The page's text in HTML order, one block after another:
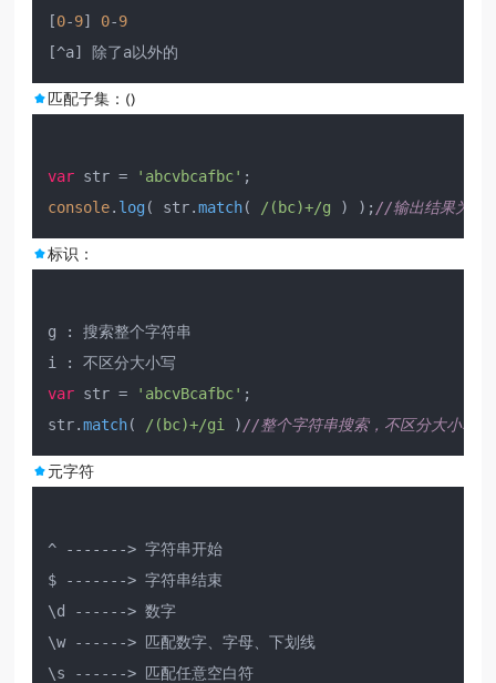
[0-9] 0-9
匹配子集：()
var str = 'abcvbcafbc'
console. log ( str.match( /(bc)+/g ) ); //输出结果为
标识：
g : 搜索整个字符串
var str = 'abcvBcafbc' ;
str.match( /(bc)+/gi )//整个字符串搜索，不区分大小写
元字符
^ -------> 字符串开始
$ -------> 字符串结束
\d ------> 数字
\w ------> 匹配数字、字母、下划线